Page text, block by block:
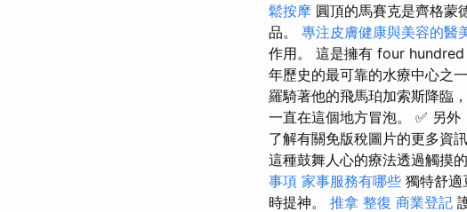
鬆按摩 圓頂的馬賽克是齊格蒙
品。 專注皮膚健康與美容的醫
作用。 這是擁有 four hundred
年歷史的最可靠的水療中心之一
羅騎著他的飛馬珀加索斯降臨
一直在這個地方冒泡。 ✅ 另
了解有關免版稅圖片的更多資
這種鼓舞人心的療法透過觸摸
事項 家事服務有哪些 獨特舒適
時提神。 推拿 整復 商業登記